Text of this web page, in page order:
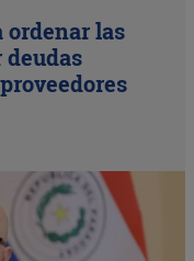
ordenar las